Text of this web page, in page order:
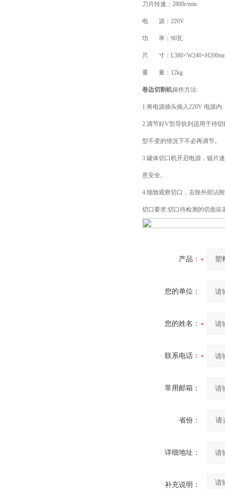
刀片转速：2800r/min
电 源：220V
功 率：90瓦
尺 寸：
重 量：12kg
卷边切割机操作方法:
1.将电源插头插入220V 电源
2.调节好V型导轨到适用于待
型不变的情况下不必再调节。
3.罐体切口机开启电源，锯片
意安全。
4.细致观察切口，去除外部沾
切口要求:切口待检测的切面应
产品：
您的单位：
您的姓名：
联系电话：
常用邮箱：
省份：
详细地址：
补充说明：